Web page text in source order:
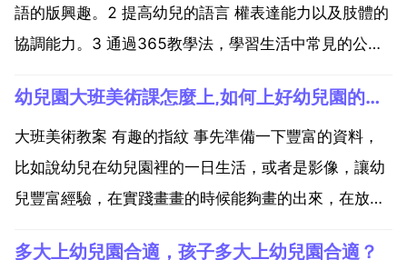
語的版興趣。2 提高幼兒的語言 權表達能力以及肢體的
協調能力。3 通過365教學法，學習生活中常見的公共
句型學習 學習用 i am going to 表述自己想去...
幼兒園大班美術課怎麼上,如何上好幼兒園的美術課
大班美術教案 有趣的指紋 事先準備一下豐富的資料，
比如說幼兒在幼兒園裡的一日生活，或者是影像，讓幼
兒豐富經驗，在實踐畫畫的時候能夠畫的出來，在放這
開離別的情景的 你這節課很很有新意，但是要給孩子們
多大上幼兒園合適，孩子多大上幼兒園合適？